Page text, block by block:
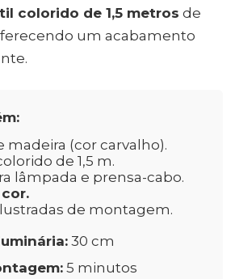
colorido de 1,5 metros de
um acabamento
madeira (cor carvalho).
de 1,5 m.
lâmpada e prensa-cabo.
de montagem.
30 cm
5 minutos